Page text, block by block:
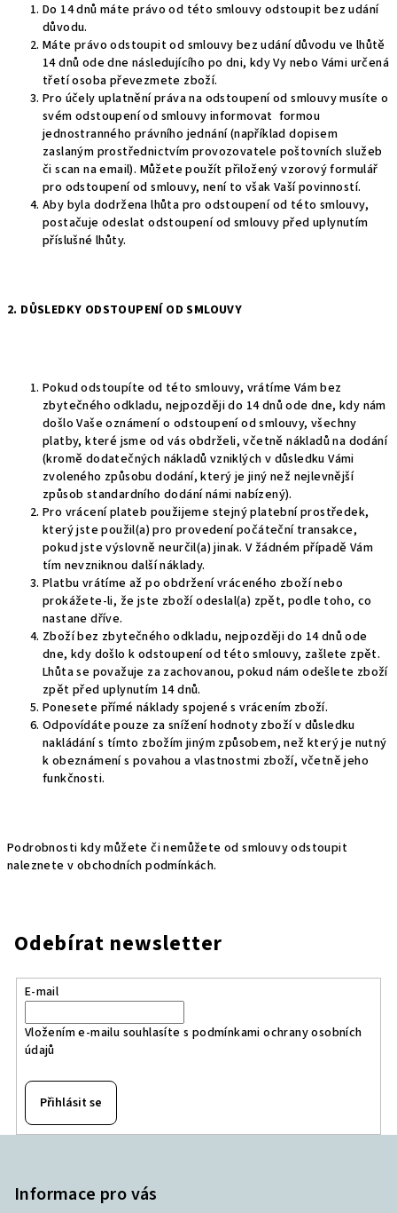
Do 14 dnů máte právo od této smlouvy odstoupit bez udání
důvodu.
Máte právo odstoupit od smlouvy bez udání důvodu ve lhůtě
14 dnů ode dne následujícího po dni, kdy Vy nebo Vámi určená
třetí osoba převezmete zboží.
Pro účely uplatnění práva na odstoupení od smlouvy musíte o
svém odstoupení od smlouvy informovat formou
jednostranného právního jednání (například dopisem
zaslaným prostřednictvím provozovatele poštovních služeb
či scan na email). Můžete použít přiložený vzorový formulář
pro odstoupení od smlouvy, není to však Vaší povinností.
Aby byla dodržena lhůta pro odstoupení od této smlouvy,
postačuje odeslat odstoupení od smlouvy před uplynutím
příslušné lhůty.
2. DŮSLEDKY ODSTOUPENÍ OD SMLOUVY
Pokud odstoupíte od této smlouvy, vrátíme Vám bez
zbytečného odkladu, nejpozději do 14 dnů ode dne, kdy nám
došlo Vaše oznámení o odstoupení od smlouvy, všechny
platby, které jsme od vás obdrželi, včetně nákladů na dodání
(kromě dodatečných nákladů vzniklých v důsledku Vámi
zvoleného způsobu dodání, který je jiný než nejlevnější
způsob standardního dodání námi nabízený).
Pro vrácení plateb použijeme stejný platební prostředek,
který jste použil(a) pro provedení počáteční transakce,
pokud jste výslovně neurčil(a) jinak. V žádném případě Vám
tím nevzniknou další náklady.
Platbu vrátíme až po obdržení vráceného zboží nebo
prokážete-li, že jste zboží odeslal(a) zpět, podle toho, co
nastane dříve.
Zboží bez zbytečného odkladu, nejpozději do 14 dnů ode
dne, kdy došlo k odstoupení od této smlouvy, zašlete zpět.
Lhůta se považuje za zachovanou, pokud nám odešlete zboží
zpět před uplynutím 14 dnů.
Ponesete přímé náklady spojené s vrácením zboží.
Odpovídáte pouze za snížení hodnoty zboží v důsledku
nakládání s tímto zbožím jiným způsobem, než který je nutný
k obeznámení s povahou a vlastnostmi zboží, včetně jeho
funkčnosti.
Podrobnosti kdy můžete či nemůžete od smlouvy odstoupit
naleznete v obchodních podmínkách.
Odebírat newsletter
E-mail
Vložením e-mailu souhlasíte s podmínkami ochrany osobních
údajů
Přihlásit se
Informace pro vás